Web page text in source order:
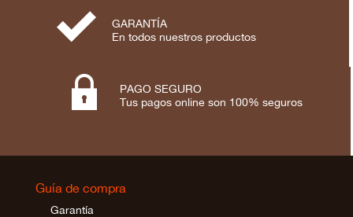
⋟
GARANTÍA
En todos nuestros productos

PAGO SEGURO
Tus pagos online son 100% seguros
Guía de compra
Garantía